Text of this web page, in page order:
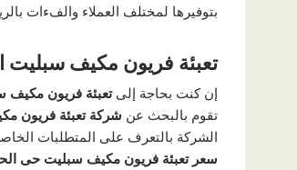
بتوفيرها لمختلف العملاء والفءات
تعبئة فريون مكيف سبليت
إن كنت بحاجة إلىتعبئة فريون مكيف
تقوم بالبحث عن شركة تعبئة فريون
الشركة بالتعرف على المتطلبات
سعر تعبئة فريون مكيف سبليت حى